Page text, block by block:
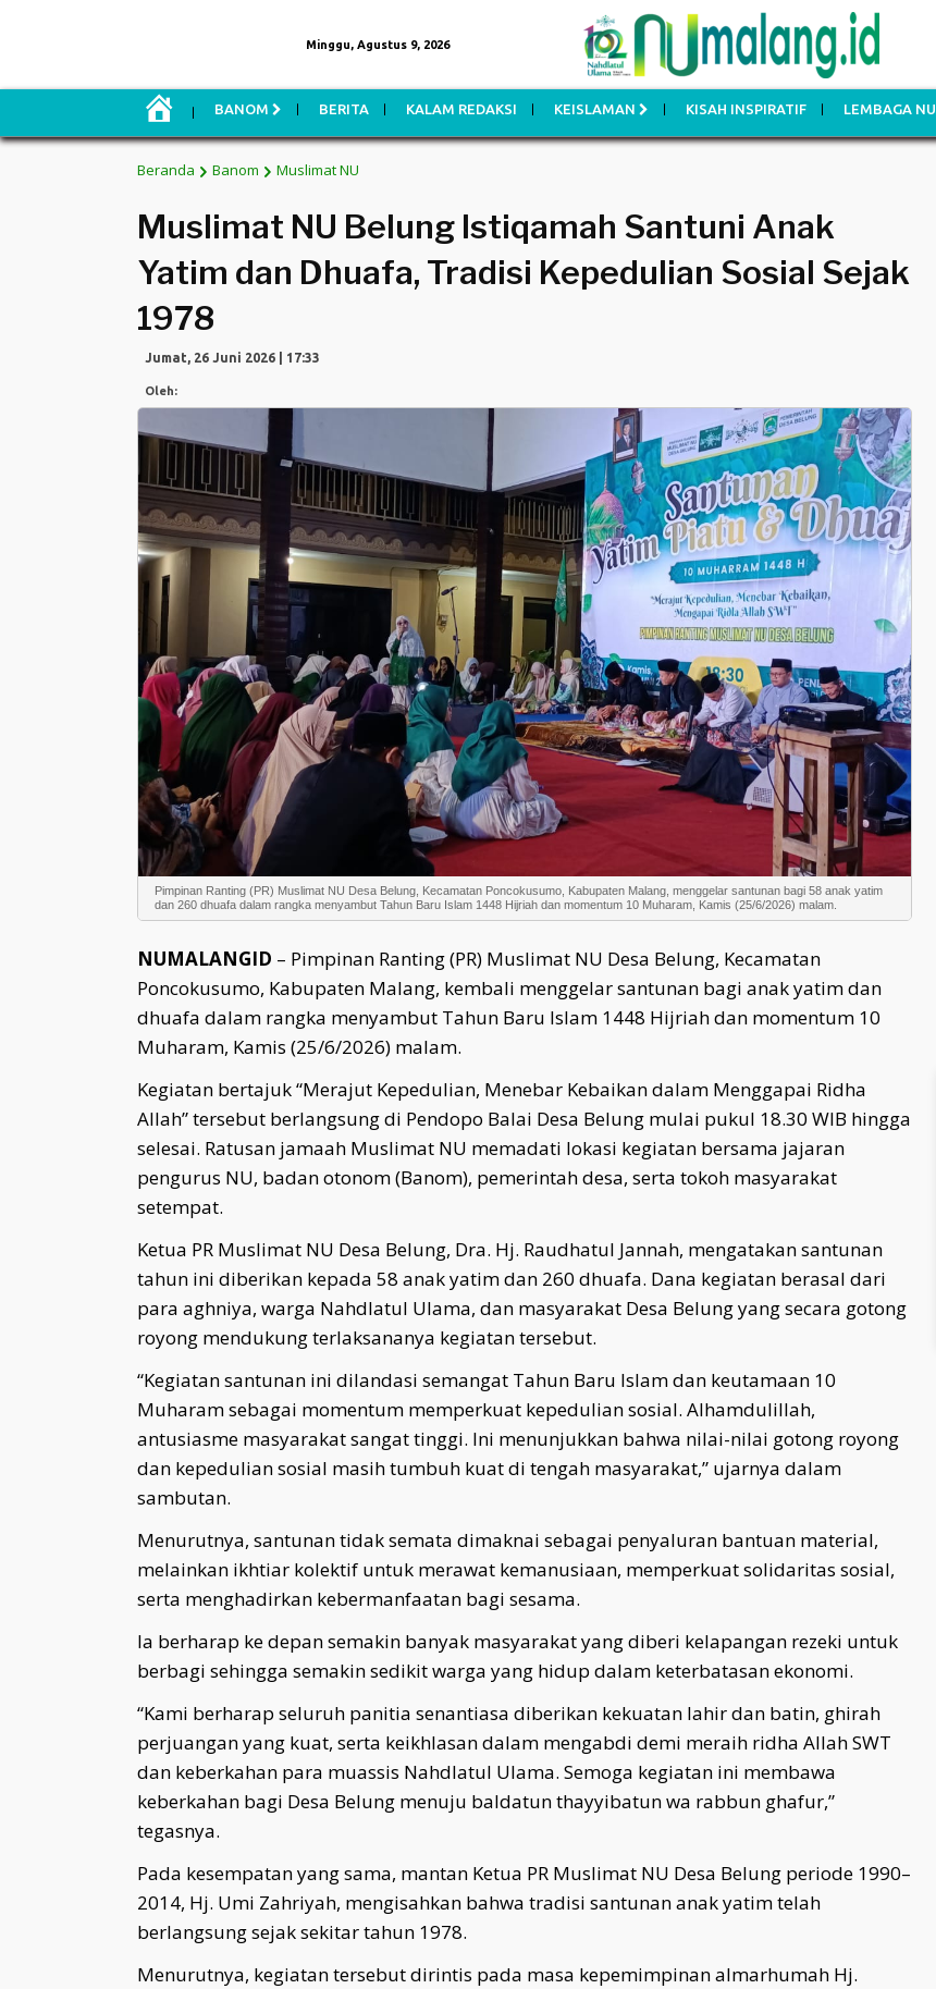
Minggu, Agustus 9, 2026
M
BANOM BERITA KALAM REDAKSI KEISLAMAN KISAH INSPIRATIF LEMBAGA NU
Beranda Banom Muslimat NU
Muslimat NU Belung Istiqamah Santuni Anak
Yatim dan Dhuafa, Tradisi Kepedulian Sosial Sejak
1978
Jumat, 26 Juni 2026 | 17:33
Oleh:
Pimpinan Ranting (PR) Muslimat NU Desa Belung, Kecamatan Poncokusumo, Kabupaten Malang, menggelar santunan bagi 58 anak yatim
dan 260 dhuafa dalam rangka menyambut Tahun Baru Islam 1448 Hijriah dan momentum 10 Muharam, Kamis (25/6/2026) malam.
NUMALANGID – Pimpinan Ranting (PR) Muslimat NU Desa Belung, Kecamatan
Poncokusumo, Kabupaten Malang, kembali menggelar santunan bagi anak yatim dan
dhuafa dalam rangka menyambut Tahun Baru Islam 1448 Hijriah dan momentum 10
Muharam, Kamis (25/6/2026) malam.
Kegiatan bertajuk “Merajut Kepedulian, Menebar Kebaikan dalam Menggapai Ridha
Allah” tersebut berlangsung di Pendopo Balai Desa Belung mulai pukul 18.30 WIB hingga
selesai. Ratusan jamaah Muslimat NU memadati lokasi kegiatan bersama jajaran
pengurus NU, badan otonom (Banom), pemerintah desa, serta tokoh masyarakat
setempat.
Ketua PR Muslimat NU Desa Belung, Dra. Hj. Raudhatul Jannah, mengatakan santunan
tahun ini diberikan kepada 58 anak yatim dan 260 dhuafa. Dana kegiatan berasal dari
para aghniya, warga Nahdlatul Ulama, dan masyarakat Desa Belung yang secara gotong
royong mendukung terlaksananya kegiatan tersebut.
“Kegiatan santunan ini dilandasi semangat Tahun Baru Islam dan keutamaan 10
Muharam sebagai momentum memperkuat kepedulian sosial. Alhamdulillah,
antusiasme masyarakat sangat tinggi. Ini menunjukkan bahwa nilai-nilai gotong royong
dan kepedulian sosial masih tumbuh kuat di tengah masyarakat,” ujarnya dalam
sambutan.
Menurutnya, santunan tidak semata dimaknai sebagai penyaluran bantuan material,
melainkan ikhtiar kolektif untuk merawat kemanusiaan, memperkuat solidaritas sosial,
serta menghadirkan kebermanfaatan bagi sesama.
Ia berharap ke depan semakin banyak masyarakat yang diberi kelapangan rezeki untuk
berbagi sehingga semakin sedikit warga yang hidup dalam keterbatasan ekonomi.
“Kami berharap seluruh panitia senantiasa diberikan kekuatan lahir dan batin, ghirah
perjuangan yang kuat, serta keikhlasan dalam mengabdi demi meraih ridha Allah SWT
dan keberkahan para muassis Nahdlatul Ulama. Semoga kegiatan ini membawa
keberkahan bagi Desa Belung menuju baldatun thayyibatun wa rabbun ghafur,”
tegasnya.
Pada kesempatan yang sama, mantan Ketua PR Muslimat NU Desa Belung periode 1990–
2014, Hj. Umi Zahriyah, mengisahkan bahwa tradisi santunan anak yatim telah
berlangsung sejak sekitar tahun 1978.
Menurutnya, kegiatan tersebut dirintis pada masa kepemimpinan almarhumah Hj.